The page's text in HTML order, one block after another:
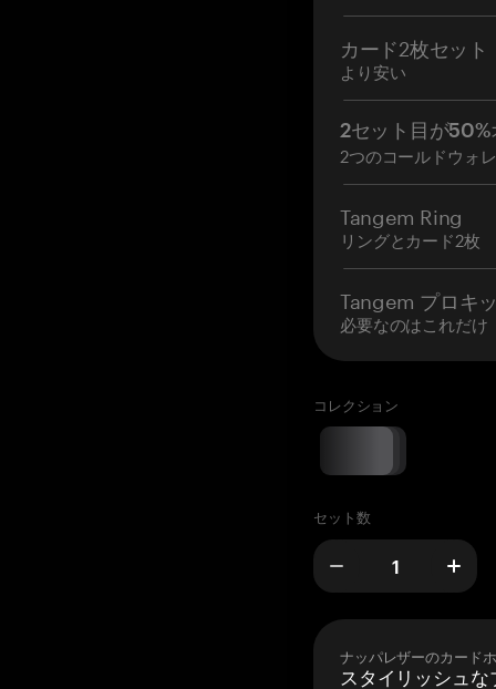
カード2枚セット
より安い
2セット目が50%
2つのコールドウォ
Tangem Ring
リングとカード2枚
Tangem プロキ
必要なのはこれだけ
コレクション
セット数
ナッパレザーのカード
スタイリッシュ